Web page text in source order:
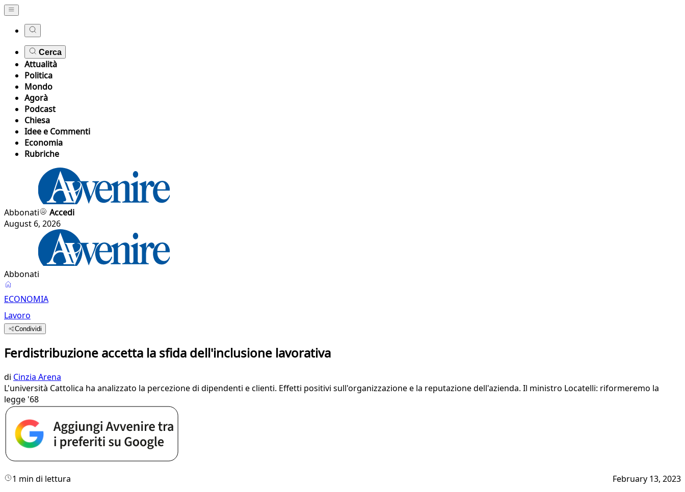
Cerca
Attualità
Politica
Mondo
Agorà
Podcast
Chiesa
Idee e Commenti
Economia
Rubriche
Abbonati
Accedi
August 6, 2026
Abbonati
ECONOMIA
Lavoro
Condividi
Ferdistribuzione accetta la sfida dell'inclusione lavorativa
di Cinzia Arena
L'università Cattolica ha analizzato la percezione di dipendenti e clienti. Effetti positivi sull'organizzazione e la reputazione dell'azienda. Il ministro Locatelli: riformeremo la
legge '68
1 min di lettura February 13, 2023